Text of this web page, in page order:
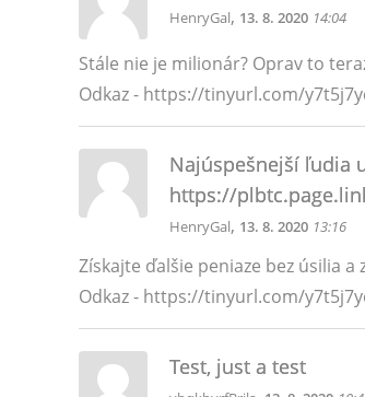
HenryGal, 13. 8. 2020 14:04
Stále nie je milionár? Oprav to
Odkaz - https://tinyurl.com/
Najúspešnejší ľudia
https://
HenryGal, 13. 8. 2020 13:16
Získajte ďalšie peniaze bez úsilia a
Odkaz - https://tinyurl.com/
Test, just a test